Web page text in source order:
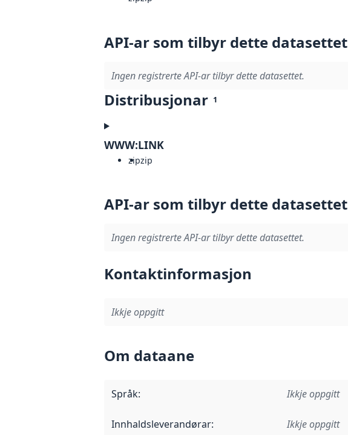
API-ar som tilbyr dette datasettet
Ingen registrerte API-ar tilbyr dette datasettet.
Distribusjonar 1
WWW:LINK
zipzip
API-ar som tilbyr dette datasettet
Ingen registrerte API-ar tilbyr dette datasettet.
Kontaktinformasjon
Ikkje oppgitt
Om dataane
Språk: Ikkje oppgitt
Innhaldsleverandørar: Ikkje oppgitt